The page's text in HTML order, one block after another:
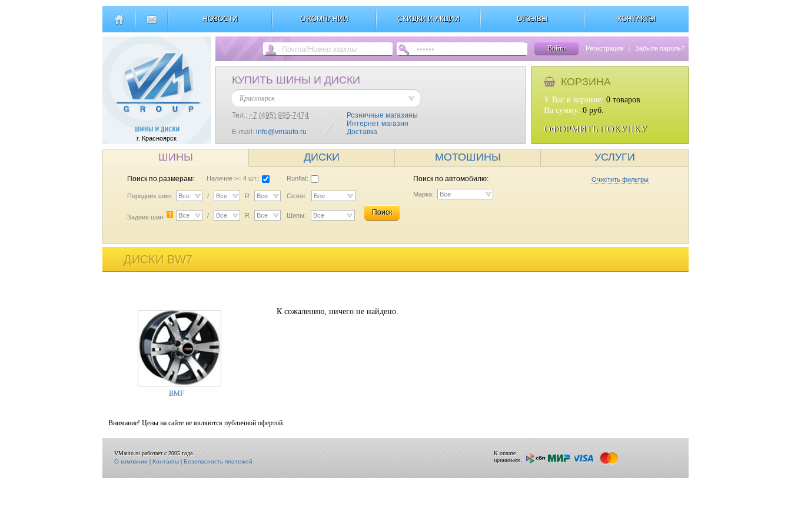
НОВОСТИ О КОМПАНИИ СКИДКИ И АКЦИИ ОТЗЫВЫ КОНТАКТЫ
г. Красноярск
Войти Регистрация | Забыли пароль?
КУПИТЬ ШИНЫ И ДИСКИ
Красноярск
Тел.: +7 (495) 995-7474
E-mail: info@vmauto.ru
Розничные магазины
Интернет магазин
Доставка
КОРЗИНА
У Вас в корзине: 0 товаров
На сумму: 0 руб.
ОФОРМИТЬ ПОКУПКУ
ШИНЫ ДИСКИ МОТОШИНЫ УСЛУГИ
Поиск по размерам: Наличие >= 4 шт.: Runflat:
Передних шин: Все / Все R Все Сезон: Все
Задних шин: ? Все / Все R Все Шипы: Все Поиск
Поиск по автомобилю: Очистить фильтры
Марка: Все
ДИСКИ BW7
BMF
К сожалению, ничего не найдено.
Внимание! Цены на сайте не являются публичной офертой.
VMauto.ru работает с 2005 года.
О компании|Контакты|Безопасность платежей
К оплате
принимаем: